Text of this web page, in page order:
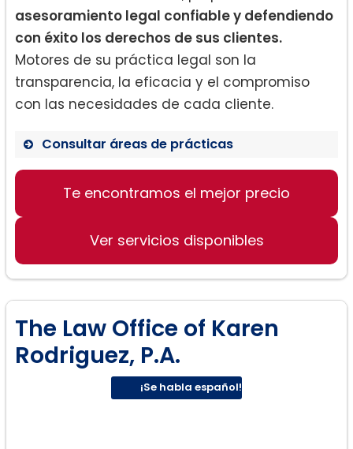
asesoramiento legal confiable y defendiendo
con éxito los derechos de sus clientes.
Motores de su práctica legal son la
transparencia, la eficacia y el compromiso
con las necesidades de cada cliente.
Consultar áreas de prácticas
Derecho de familia
Custodia de los hijos
Te encontramos el mejor precio
Ver servicios disponibles
The Law Office of Karen
Rodriguez, P.A.
¡Se habla español!